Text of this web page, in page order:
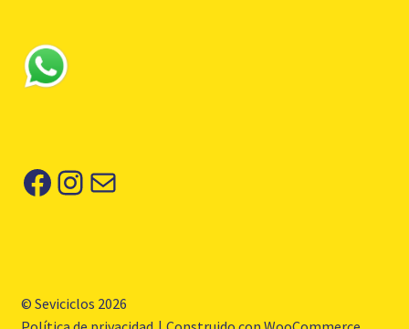
Facebook
Instagram
Correo electrónico
© Seviciclos 2026